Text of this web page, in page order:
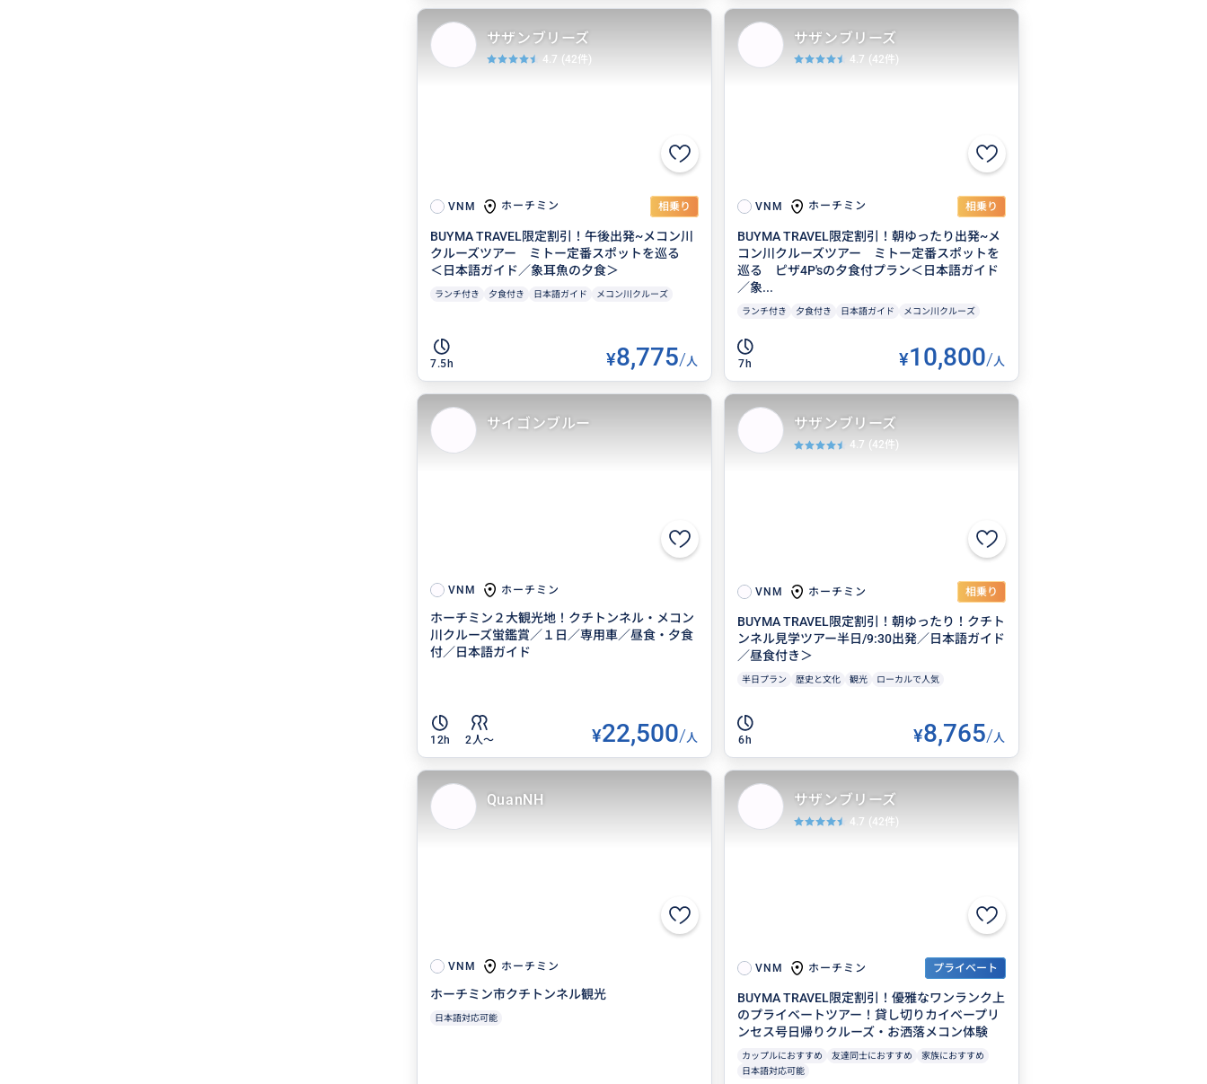
VNM ホーチミン 相乗り
BUYMA TRAVEL限定割引！午後出発~メコン川
クルーズツアー ミトー定番スポットを巡る
＜日本語ガイド／象耳魚の夕食＞
ランチ付き 夕食付き 日本語ガイド メコン川クルーズ
7.5h ¥8,775/人
サザンブリーズ
4.7 (42件)
VNM ホーチミン 相乗り
BUYMA TRAVEL限定割引！朝ゆったり出発~メ
コン川クルーズツアー ミトー定番スポットを
巡る ピザ4P'sの夕食付プラン＜日本語ガイド
／象...
ランチ付き 夕食付き 日本語ガイド メコン川クルーズ
7h ¥10,800/人
サザンブリーズ
4.7 (42件)
VNM ホーチミン
ホーチミン２大観光地！クチトンネル・メコン
川クルーズ蛍鑑賞／１日／専用車／昼食・夕食
付／日本語ガイド
12h 2人〜 ¥22,500/人
サイゴンブルー
VNM ホーチミン 相乗り
BUYMA TRAVEL限定割引！朝ゆったり！クチト
ンネル見学ツアー半日/9:30出発／日本語ガイド
／昼食付き＞
半日プラン 歴史と文化 観光 ローカルで人気
6h ¥8,765/人
サザンブリーズ
4.7 (42件)
VNM ホーチミン
ホーチミン市クチトンネル観光
日本語対応可能
QuanNH
VNM ホーチミン プライベート
BUYMA TRAVEL限定割引！優雅なワンランク上
のプライベートツアー！貸し切りカイベープリ
ンセス号日帰りクルーズ・お洒落メコン体験
カップルにおすすめ 友達同士におすすめ
家族におすすめ
日本語対応可能
サザンブリーズ
4.7 (42件)